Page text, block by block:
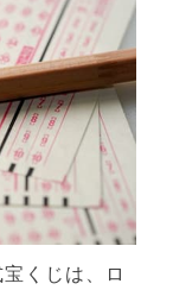
くじは、ロ